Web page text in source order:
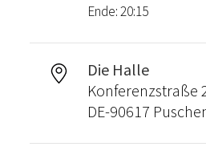
Ende: 20:15
Die Halle
Konferenzstraße
DE-90617